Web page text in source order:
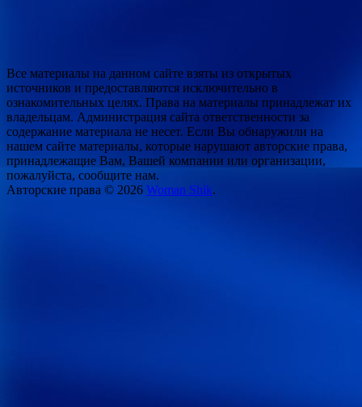
Все материалы на данном сайте взяты из открытых
источников и предоставляются исключительно в
ознакомительных целях. Права на материалы принадлежат их
владельцам. Администрация сайта ответственности за
содержание материала не несет. Если Вы обнаружили на
нашем сайте материалы, которые нарушают авторские права,
принадлежащие Вам, Вашей компании или организации,
пожалуйста, сообщите нам.
Авторские права © 2026 Woman Shik.